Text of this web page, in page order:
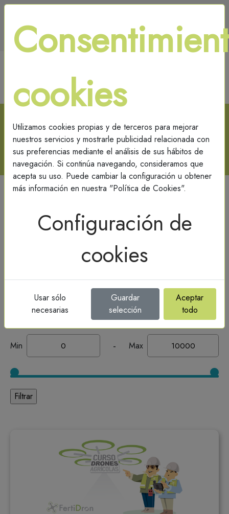
cookies
Utilizamos cookies propias y de terceros para mejorar
nuestros servicios y mostrarle publicidad relacionada con
sus preferencias mediante el análisis de sus hábitos de
navegación. Si continúa navegando, consideramos que
acepta su uso. Puede cambiar la configuración u obtener
más información en nuestra "Política de Cookies".
Configuración de
cookies
Usar sólo
necesarias
Guardar
selección
Aceptar
todo
Blog Contacto Iniciar sesion
Carrito
INICIO/FORMACIÓN
FORMACIÓN
Ordenar por
Precio
Use el slider o introduzca precios
Min - Max